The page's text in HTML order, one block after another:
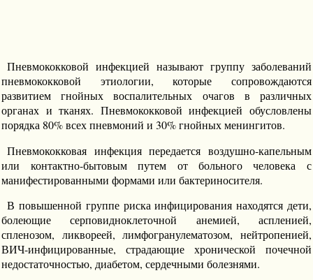
Пневмококковой инфекцией называют группу заболеваний
пневмококковой этиологии, которые сопровождаются
развитием гнойных воспалительных очагов в различных
органах и тканях. Пневмококковой инфекцией обусловлены
порядка 80% всех пневмоний и 30% гнойных менингитов.
Пневмококковая инфекция передается воздушно-капельным
или контактно-бытовым путем от больного человека с
манифестированными формами или бактериносителя.
В повышенной группе риска инфицирования находятся дети,
болеющие серповидноклеточной анемией, аспленией,
спленозом, ликвореей, лимфогранулематозом, нейтропенией,
ВИЧ-инфицированные, страдающие хронической почечной
недостаточностью, диабетом, сердечными болезнями.